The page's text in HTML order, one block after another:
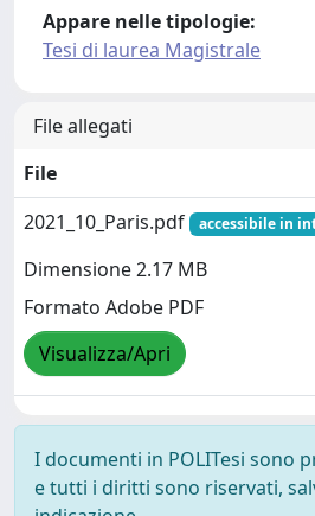
Appare nelle tipologie:
Tesi di laurea Magistrale
File allegati
File
2021_10_Paris.pdf
accessibile in
Dimensione 2.17 MB
Formato Adobe PDF
Visualizza/Apri
I documenti in POLITesi sono
e tutti i diritti sono riservati,